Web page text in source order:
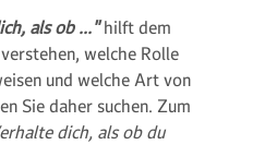
als ob ..."hilft dem
welche Rolle
und welche Art von
Sie daher suchen. Zum
dich, als ob du